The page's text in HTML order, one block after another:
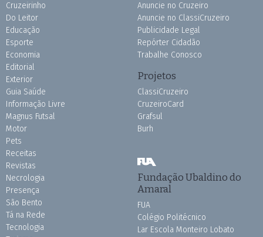
Cruzeirinho
Do Leitor
Educação
Esporte
Economia
Editorial
Exterior
Guia Saúde
Informação Livre
Magnus Futsal
Motor
Pets
Receitas
Revistas
Necrologia
Presença
São Bento
Tá na Rede
Tecnologia
Anuncie no Cruzeiro
Anuncie no ClassiCruzeiro
Publicidade Legal
Repórter Cidadão
Trabalhe Conosco
Projetos
ClassiCruzeiro
CruzeiroCard
Grafsul
Burh
Fundação Ubaldino do
Amaral
FUA
Colégio Politécnico
Lar Escola Monteiro Lobato